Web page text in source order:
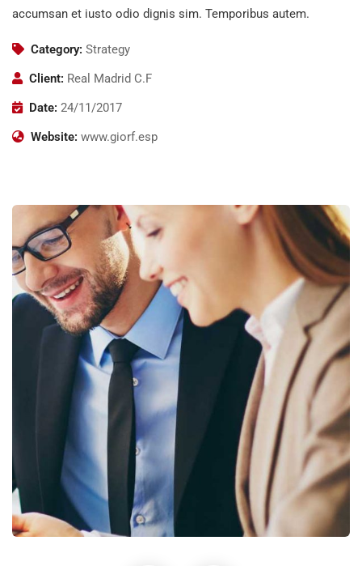
accumsan et iusto odio dignis sim. Temporibus autem.
Category: Strategy
Client: Real Madrid C.F
Date: 24/11/2017
Website: www.giorf.esp
Business Growth
Coaching